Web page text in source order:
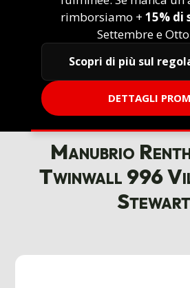
rimborsiamo + 15% di
Settembre e
Scopri di più sul
DETTAGLI
Manubrio
Twinwall 996
Stewart